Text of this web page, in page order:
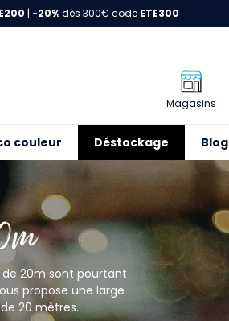
| -20%dès 300€ code ETE300
Magasins
couleur Déstockage Blog
de 20m sont pourtant
propose une large
20 mètres.